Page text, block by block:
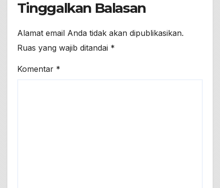
Tinggalkan Balasan
Alamat email Anda tidak akan dipublikasikan.
Ruas yang wajib ditandai *
Komentar *